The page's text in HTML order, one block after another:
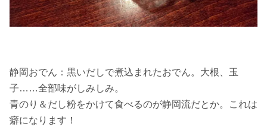
静岡おでん：黒いだしで煮込まれたおでん。大根、玉
子……全部味がしみしみ。
青のり＆だし粉をかけて食べるのが静岡流だとか。これは
癖になります！